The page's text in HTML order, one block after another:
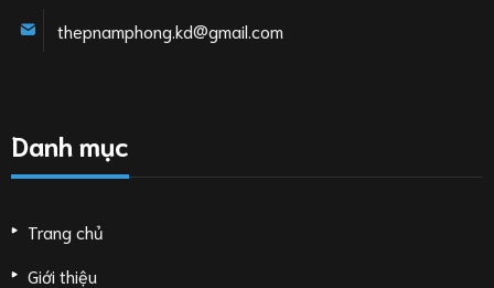
thepnamphong.kd@gmail.com
Danh mục
Trang chủ
Giới thiệu